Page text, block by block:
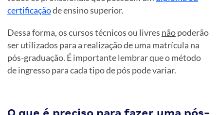
certificaçãode ensino superior.
Dessa forma, os cursos técnicos ou livres nãopoderão
ser utilizados para a realização de uma matrícula na
pós-graduação. É importante lembrar que o método
de ingresso para cada tipo de pós pode variar.